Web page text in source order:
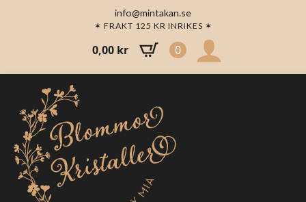
info@mintakan.se
✶ FRAKT 125 KR INRIKES ✶
0,00 kr 0